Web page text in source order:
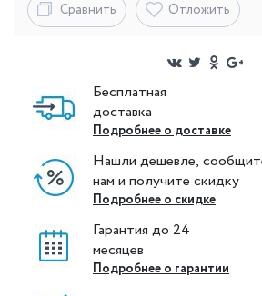
Сравнить Отложить
Бесплатная
доставка
Подробнее о доставке
Нашли дешевле,
нам и получите скидку
Подробнее о скидке
Гарантия до 24
месяцев
Подробнее о гарантии